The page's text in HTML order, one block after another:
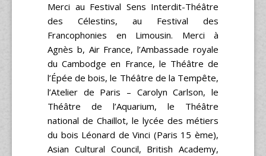
Merci au Festival Sens Interdit-Théâtre
des Célestins, au Festival des
Francophonies en Limousin. Merci à
Agnès b, Air France, l’Ambassade royale
du Cambodge en France, le Théâtre de
l’Épée de bois, le Théâtre de la Tempête,
l’Atelier de Paris – Carolyn Carlson, le
Théâtre de l’Aquarium, le Théâtre
national de Chaillot, le lycée des métiers
du bois Léonard de Vinci (Paris 15 ème),
Asian Cultural Council, British Academy,